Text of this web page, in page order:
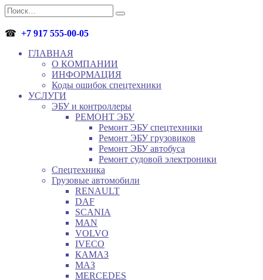
Перейти
к
содержанию
Search
for:
☎ +7 917 555-00-05
ГЛАВНАЯ
О КОМПАНИИ
ИНФОРМАЦИЯ
Коды ошибок спецтехники
УСЛУГИ
ЭБУ и контроллеры
РЕМОНТ ЭБУ
Ремонт ЭБУ спецтехники
Ремонт ЭБУ грузовиков
Ремонт ЭБУ автобуса
Ремонт судовой электроники
Спецтехника
Грузовые автомобили
RENAULT
DAF
SCANIA
MAN
VOLVO
IVECO
КАМАЗ
МАЗ
MERCEDES